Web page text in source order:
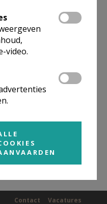
Hier vind je
van andere
Vacatures
Contact
video.